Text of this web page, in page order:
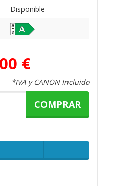
Disponible
€
*IVA y CANON Incluido
COMPRAR